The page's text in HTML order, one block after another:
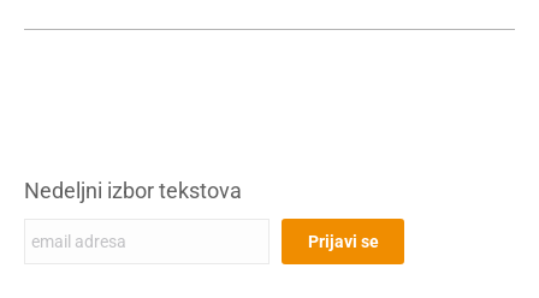
Nedeljni izbor tekstova